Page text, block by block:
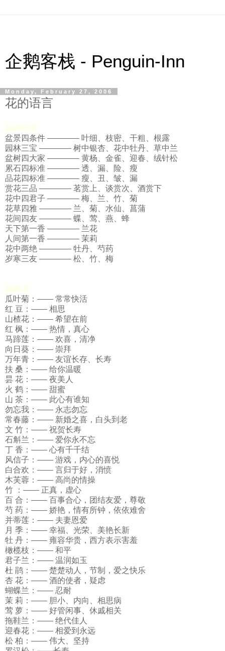
企鹅客栈 - Penguin-Inn
Monday, February 27, 2006
花的语言
花家行语
盆景四条件 ———— 叶细、枝密、干粗、根露
园林三宝 ———— 树中银杏、花中牡丹、草中兰
盆树四大家 ———— 黄杨、金雀、迎春、绒针松
累石四标准 ———— 透、漏、险、瘦
品花四标准 ———— 瘦、丑、皱、漏
赏花三品 ———— 茗赏上、谈赏次、酒赏下
花中四君子 ———— 梅、兰、竹、菊
花草四雅 ———— 兰、菊、水仙、菖蒲
花间四友 ———— 蝶、莺、燕、蜂
天下第一香 ———— 兰花
人间第一香 ———— 茉莉
花中两绝 ———— 牡丹、芍药
岁寒三友 ———— 松、竹、梅
花解语
瓜叶菊：—— 常常快活
红 豆：—— 相思
山楂花：—— 希望在前
红 枫：—— 热情，真心
马蹄莲：—— 欢喜，清净
向日葵：—— 崇拜
万年青：—— 友谊长存、长寿
扶 桑：—— 给你温暖
昙 花：—— 夜美人
火 鹤：—— 甜蜜
山 茶：—— 此心有谁知
勿忘我：—— 永志勿忘
常春藤：—— 新婚之喜，白头到老
文 竹：—— 祝贺长寿
石斛兰：—— 爱你永不忘
丁 香：—— 心有千千结
风信子：—— 游戏，内心的喜悦
白合欢：—— 言归于好，消愤
木芙蓉：—— 高尚的情操
竹 ：—— 正真，虚心
百 合：—— 百事合心，团结友爱，尊敬
芍 药：—— 娇艳，情有所钟，依依难舍
并蒂莲：—— 夫妻恩爱
月 季：—— 幸福、光荣、美艳长新
牡 丹：—— 雍容华贵，西方表示害羞
橄榄枝：—— 和平
君子兰：—— 温润如玉
杜 鹃：—— 楚楚动人，节制，爱之快乐
杏 花：—— 酒的使者，疑虑
蝴蝶兰：—— 忍耐
茉 莉：—— 胆小、内向、相思病
莺 萝：—— 好管闲事、休戚相关
拖鞋兰：—— 绝代佳人
迎春花：—— 相爱到永远
松 柏：—— 伟大、坚持